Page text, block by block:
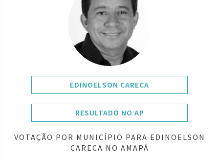
EDINOELSON CARECA
RESULTADO NO AP
VOTAÇÃO POR MUNICÍPIO PARA EDINOELSON
CARECA NO AMAPÁ